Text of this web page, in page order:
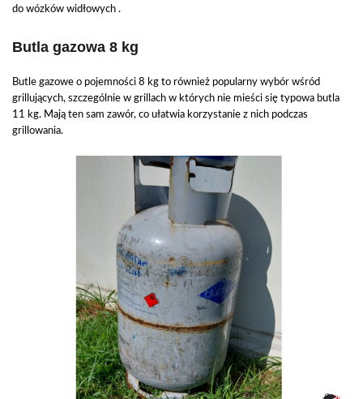
do wózków widłowych .
Butla gazowa 8 kg
Butle gazowe o pojemności 8 kg to również popularny wybór wśród
grillujących, szczególnie w grillach w których nie mieści się typowa butla
11 kg. Mają ten sam zawór, co ułatwia korzystanie z nich podczas
grillowania.